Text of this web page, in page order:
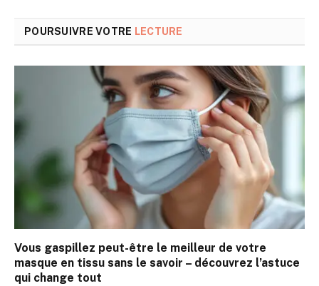
POURSUIVRE VOTRE LECTURE
Vous gaspillez peut-être le meilleur de votre
masque en tissu sans le savoir – découvrez l’astuce
qui change tout